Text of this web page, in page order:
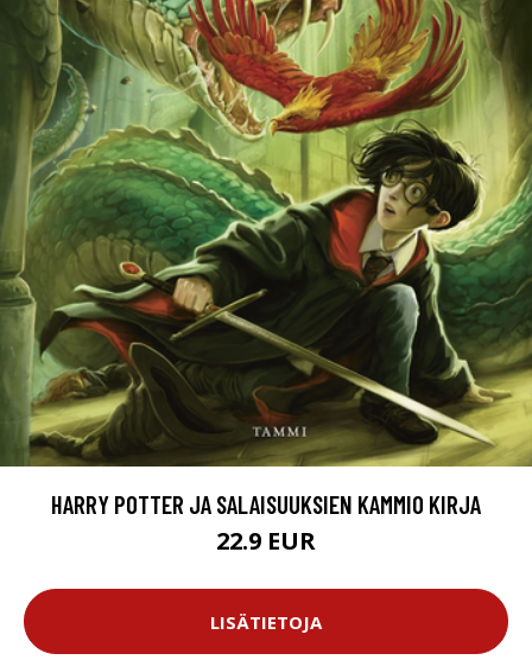
HARRY POTTER JA SALAISUUKSIEN KAMMIO KIRJA
22.9 EUR
LISÄTIETOJA